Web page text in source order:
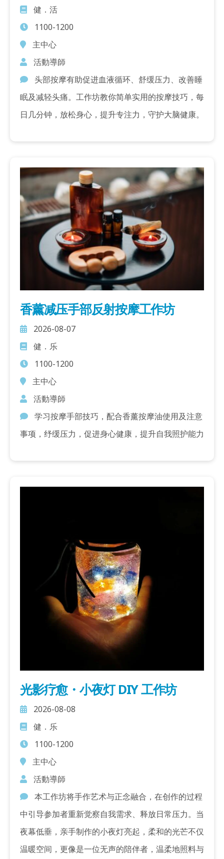
健．活
1100-1200
主中心
活動導師
头部按摩有助促进血液循环、舒缓压力、改善睡
眠及减轻头痛。工作坊教你简单实用的按摩技巧，每
日几分钟，放松身心，提升专注力，守护大脑健康。
香薰减压手部反射按摩工作坊
2026-08-07
健．乐
1100-1200
主中心
活動導師
学习按摩手部技巧，配合香薰按摩油使用及注意
事项，纾缓压力，促进身心健康，提升自我照护能力
光影疗愈・小夜灯 DIY 工作坊
2026-08-08
健．乐
1100-1200
主中心
活動導師
本工作坊将手作艺术与正念融合，在创作的过程
中引导参加者重新觉察自我需求、释放日常压力。当
夜幕低垂，亲手制作的小夜灯亮起，柔和的光芒不仅
温暖空间，更像是一位无声的陪伴者，温柔地照料与